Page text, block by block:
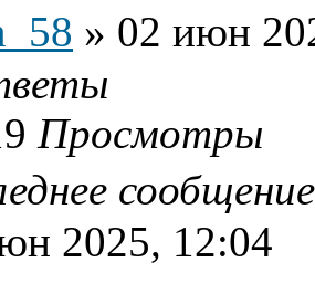
» 02 июн
Просмотры
2025, 12:04